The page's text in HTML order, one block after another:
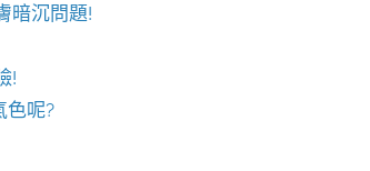
暗沉問題!
!
色呢?